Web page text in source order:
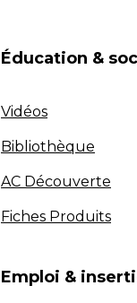
Éducation &
Vidéos
Bibliothèque
AC Découverte
Fiches Produits
Emploi &